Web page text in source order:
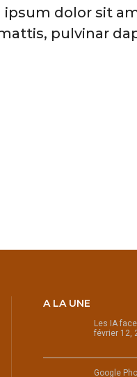
dolor sit
pulvinar
A LA UNE
Les IA
février 12,
Google